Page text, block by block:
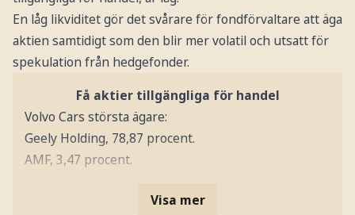
En låg likviditet gör det svårare för fondförvaltare att äga
aktien samtidigt som den blir mer volatil och utsatt för
spekulation från hedgefonder.
Få aktier tillgängliga för handel
Volvo Cars största ägare:
Geely Holding, 78,87 procent.
AMF, 3,47 procent.
Visa mer